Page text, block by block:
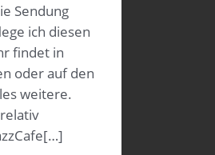
Sendung
ich diesen
findet in
oder auf den
weitere.